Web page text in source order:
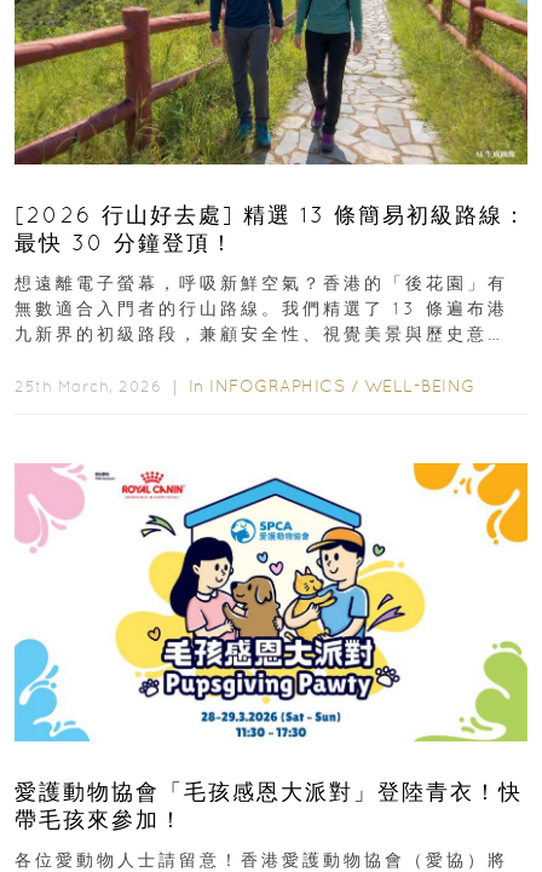
[2026 行山好去處] 精選 13 條簡易初級路線：
最快 30 分鐘登頂！
想遠離電子螢幕，呼吸新鮮空氣？香港的「後花園」有
無數適合入門者的行山路線。我們精選了 13 條遍布港
九新界的初級路段，兼顧安全性、視覺美景與歷史意
25th March, 2026 ｜ In INFOGRAPHICS / WELL-BEING
愛護動物協會「毛孩感恩大派對」登陸青衣！快
帶毛孩來參加！
各位愛動物人士請留意！香港愛護動物協會（愛協）將